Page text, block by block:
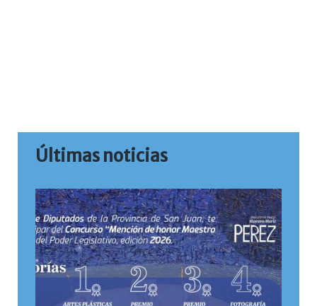
Últimas noticias